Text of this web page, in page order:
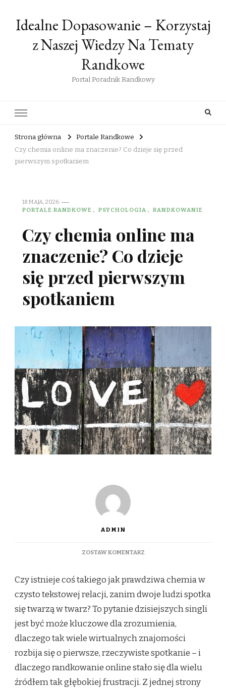
Idealne Dopasowanie – Korzystaj
z Naszej Wiedzy Na Tematy
Randkowe
Portal Poradnik Randkowy
Strona główna
Portale Randkowe
Czy chemia online ma znaczenie? Co dzieje się przed
pierwszym spotkaniem
18 MAJA, 2026
PORTALE RANDKOWE
PSYCHOLOGIA RANDKOWANIE
Czy chemia online ma
znaczenie? Co dzieje
się przed pierwszym
spotkaniem
ADMIN
ZOSTAW KOMENTARZDO
ONLINE
ZNACZENIE?
CO
DZIEJE
SIĘ
PRZED
PIERWSZYM
SPOTKANIEM
Czy istnieje coś takiego jak prawdziwa chemia w
czysto tekstowej relacji, zanim dwoje ludzi spotka
się twarzą w twarz? To pytanie dzisiejszych singli
jest być może kluczowe dla zrozumienia,
dlaczego tak wiele wirtualnych znajomości
rozbija się o pierwsze, rzeczywiste spotkanie – i
dlaczego randkowanie online stało się dla wielu
źródłem tak głębokiej frustracji. Z jednej strony